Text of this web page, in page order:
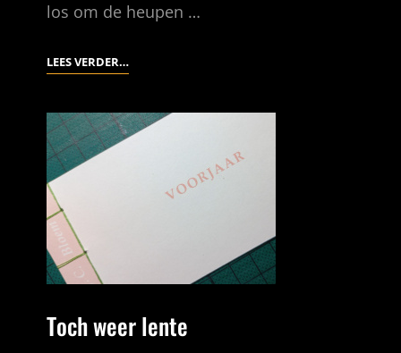
los om de heupen …
LEES VERDER…LOS
HEUPEN
Toch weer lente